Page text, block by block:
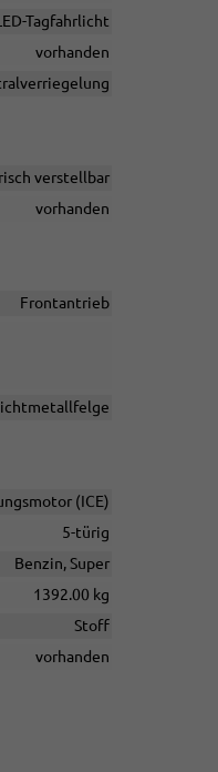
Tagfahrlicht
vorhanden
verstellbar
vorhanden
Frontantrieb
(ICE)
5-türig
Benzin, Super
1392.00 kg
Stoff
vorhanden